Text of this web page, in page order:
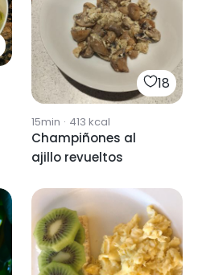
18
15min · 413 kcal
Champiñones al
ajillo revueltos